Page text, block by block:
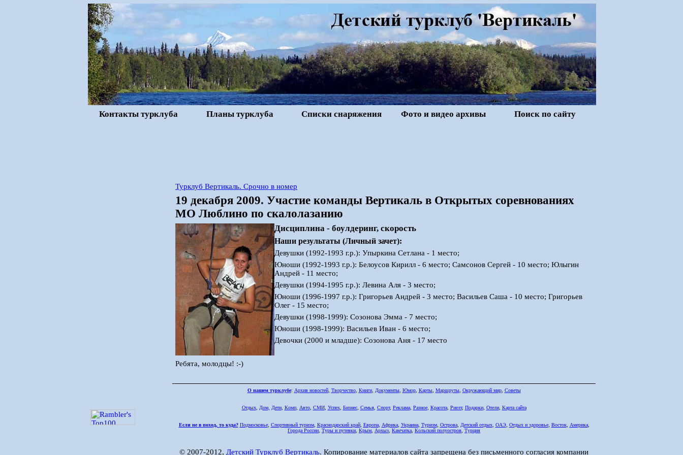
Контакты турклуба Планы турклуба Списки снаряжения Фото и видео архивы Поиск по сайту
Турклуб Вертикаль. Срочно в номер
19 декабря 2009. Участие команды Вертикаль в Открытых соревнованиях
МО Люблино по скалолазанию
Дисциплина - боулдеринг, скорость
Наши результаты (Личный зачет):
Девушки (1992-1993 г.р.): Упыркина Сетлана - 1 место;
Юноши (1992-1993 г.р.): Белоусов Кирилл - 6 место; Самсонов Сергей - 10 место; Юлыгин
Андрей - 11 место;
Девушки (1994-1995 г.р.): Левина Аля - 3 место;
Юноши (1996-1997 г.р.): Григорьев Андрей - 3 место; Васильев Саша - 10 место; Григорьев
Олег - 15 место;
Девушки (1998-1999): Созонова Эмма - 7 место;
Юноши (1998-1999): Васильев Иван - 6 место;
Девочки (2000 и младше): Созонова Аня - 17 место
Ребята, молодцы! :-)
О нашем турклубе: Архив новостей, Творчество, Книги, Документы, Юмор, Карты, Маршруты, Окружающий мир, Советы
Отдых, Дом, Дети, Комп, Авто, СМИ, Успех, Бизнес, Семья, Спорт, Реклама, Разное, Красота, Риелт, Подарки, Отели, Карта сайта
Если не в поход, то куда? Подмосковье, Спортивный туризм, Краснодарский край, Европа, Африка, Украина, Туризм, Острова, Детский отдых, ОАЭ, Отдых и здоровье, Восток, Америка,
Города России Туры и путевки Крым Архыз Камчатка Кольский полуостров Турция
© 2007-2012, Детский Турклуб Вертикаль. Копирование материалов сайта запрещена без письменного согласия компании